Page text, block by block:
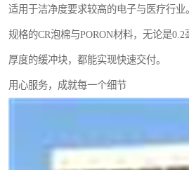
适用于洁净度要求较高的电子与医疗行
规格的CR泡棉与PORON材料，无论是
厚度的缓冲块，都能实现快速交付。
用心服务，成就每一个细节